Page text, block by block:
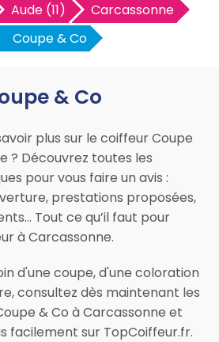
Aude (11)
Carcassonne
Coupe & Co
& Co
plus sur le coiffeur Coupe
? Découvrez toutes les
pour vous faire un avis :
prestations proposées,
Tout ce qu’il faut pour
à Carcassonne.
d'une coupe, d'une coloration
consultez dès maintenant les
& Co à Carcassonne et
facilement sur TopCoiffeur.fr.